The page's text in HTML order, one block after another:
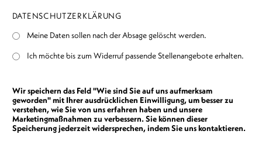
DATENSCHUTZERKLÄRUNG
Meine Daten sollen nach der Absage gelöscht werden.
Ich möchte bis zum Widerruf passende Stellenangebote erhalten.
Wir speichern das Feld "Wie sind Sie auf uns aufmerksam
geworden" mit Ihrer ausdrücklichen Einwilligung, um besser zu
verstehen, wie Sie von uns erfahren haben und unsere
Marketingmaßnahmen zu verbessern. Sie können dieser
Speicherung jederzeit widersprechen, indem Sie uns kontaktieren.